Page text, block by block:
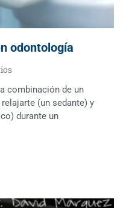
odontología
combinación de un
(un sedante) y
durante un